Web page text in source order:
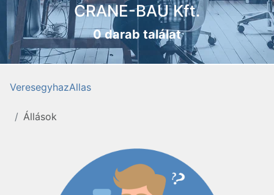
CRANE-BAU Kft.
0 darab találat
VeresegyhazAllas
Állások